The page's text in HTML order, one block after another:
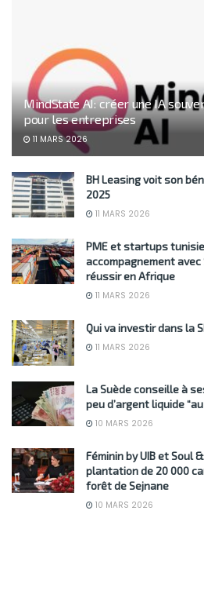
MindState AI: créer une IA
pour les entreprises
11 MARS 2026
BH Leasing voit son
2025
11 MARS 2026
PME et startups
accompagnement
réussir en Afrique
11 MARS 2026
Qui va investir dans la
11 MARS 2026
La Suède conseille à
peu d’argent liquide
10 MARS 2026
Féminin by UIB et Soul
plantation de 20 000
forêt de Sejnane
10 MARS 2026